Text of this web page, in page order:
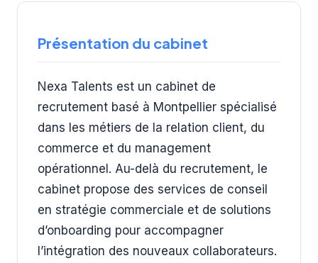
Présentation du cabinet
Nexa Talents est un cabinet de
recrutement basé à Montpellier spécialisé
dans les métiers de la relation client, du
commerce et du management
opérationnel. Au-delà du recrutement, le
cabinet propose des services de conseil
en stratégie commerciale et de solutions
d’onboarding pour accompagner
l’intégration des nouveaux collaborateurs.